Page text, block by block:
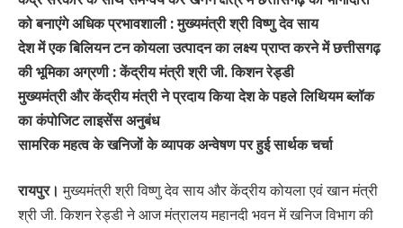
को बनाएंगे अधिक प्रभावशाली : मुख्यमंत्री श्री विष्णु देव साय
देश में एक बिलियन टन कोयला उत्पादन का लक्ष्य प्राप्त करने में छत्तीसगढ़
की भूमिका अग्रणी : केंद्रीय मंत्री श्री जी. किशन रेड्डी
मुख्यमंत्री और केंद्रीय मंत्री ने प्रदाय किया देश के पहले लिथियम ब्लॉक
का कंपोजिट लाइसेंस अनुबंध
सामरिक महत्व के खनिजों के व्यापक अन्वेषण पर हुई सार्थक चर्चा
रायपुर। मुख्यमंत्री श्री विष्णु देव साय और केंद्रीय कोयला एवं खान मंत्री
श्री जी. किशन रेड्डी ने आज मंत्रालय महानदी भवन में खनिज विभाग की